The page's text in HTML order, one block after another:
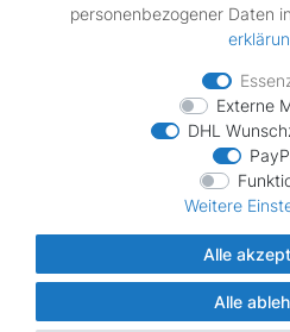
Wir
© Copyright MDS Ersatzteile 2026
personenbezogener Daten
Externe
DHL
Weitere
Alle
Alle